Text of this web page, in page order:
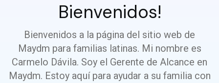
Bienvenidos!
Bienvenidos a la página del sitio web de
Maydm para familias latinas. Mi nombre es
Carmelo Dávila. Soy el Gerente de Alcance en
Maydm. Estoy aquí para ayudar a su familia con